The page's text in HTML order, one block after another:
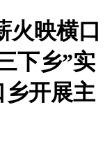
火映横口
下乡”实
开展主